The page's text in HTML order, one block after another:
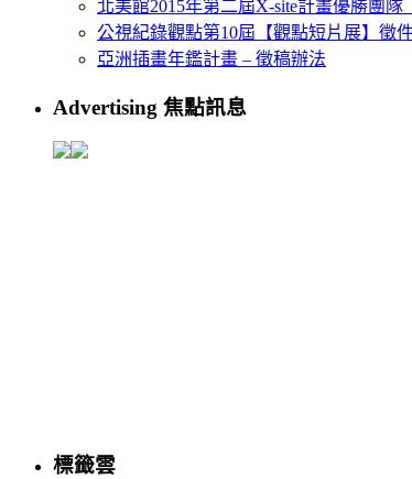
北美館2015年第二屆X-site計畫優勝團
公視紀錄觀點第10屆【觀點短片展】徵
亞洲插畫年鑑計畫 – 徵稿辦法
Advertising 焦點訊息
標籤雲